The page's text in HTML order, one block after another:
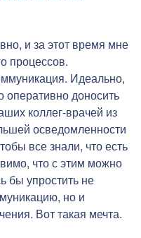
и за этот время мне
процессов.
Идеально,
доносить
коллег-врачей из
осведомленности
все знали, что есть
что с этим можно
бы упростить не
но и
Вот такая мечта.